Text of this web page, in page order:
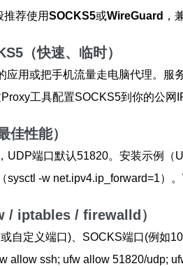
推荐使用SOCKS5或WireGuard ，
（快速、临时）
应用或把手机流量走电脑代理。服
工具配置SOCKS5到你的公网
性能）
UDP端口默认51820。安装示例
-w net.ipv4.ip_forward=1）
/ iptables / firewalld）
自定义端口)、SOCKS端口(例如
allow ssh; ufw allow 51820/udp;